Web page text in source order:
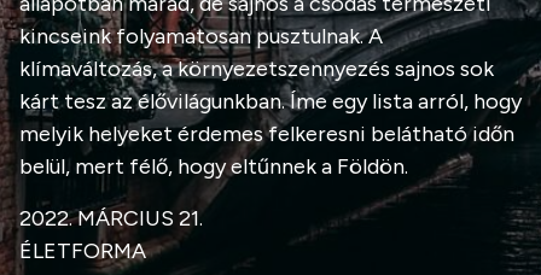
kincseink folyamatosan pusztulnak. A
klímaváltozás, a környezetszennyezés sajnos sok
kárt tesz az élővilágunkban. Íme egy lista arról, hogy
melyik helyeket érdemes felkeresni belátható időn
belül, mert félő, hogy eltűnnek a Földön.
2022. MÁRCIUS 21.
ÉLETFORMA